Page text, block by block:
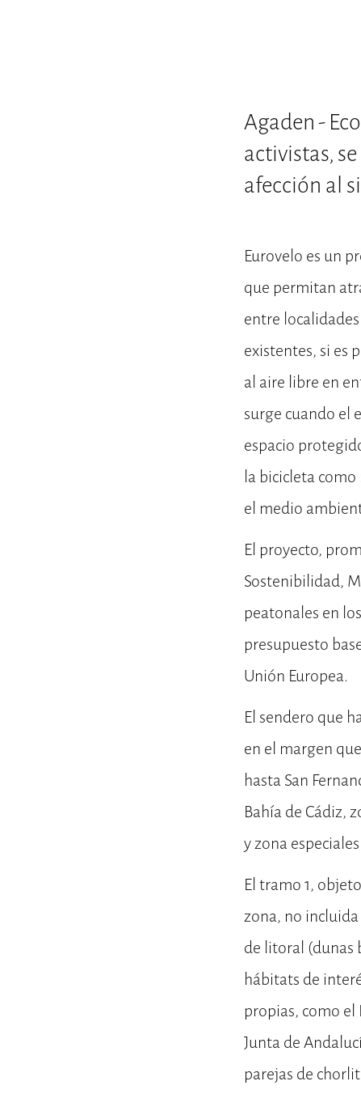
Agaden -
activistas,
afección al
Eurovelo es un
que permitan
entre
existentes, si es
al aire libre en
surge cuando el
espacio
la bicicleta
el medio
El proyecto,
Sostenibilidad,
peatonales en
presupuesto
Unión Europea.
El sendero que
en el margen
hasta San
Bahía de Cádiz,
y zona
El tramo 1,
zona, no
de litoral (dunas
hábitats de
propias, como
Junta de
parejas de